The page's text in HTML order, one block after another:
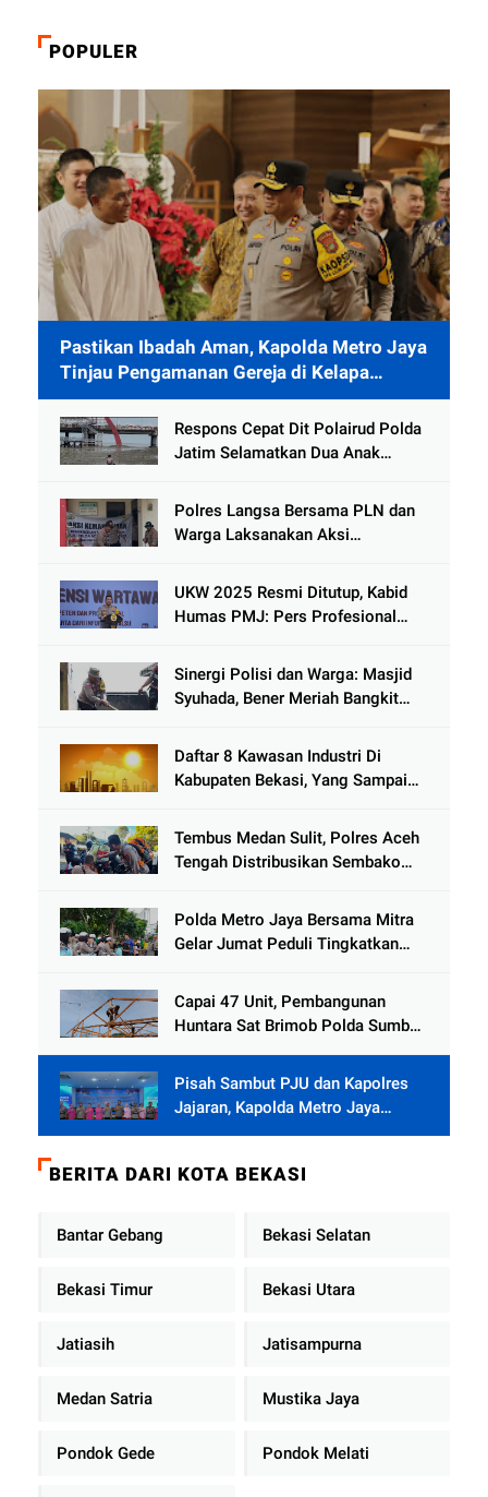
POPULER
Pastikan Ibadah Aman, Kapolda Metro Jaya
Tinjau Pengamanan Gereja di Kelapa
Gading
Respons Cepat Dit Polairud Polda
Jatim Selamatkan Dua Anak
Kenjeran
Polres Langsa Bersama PLN dan
Warga Laksanakan Aksi
Tamiang
UKW 2025 Resmi Ditutup, Kabid
Humas PMJ: Pers Profesional
Hoaks
Sinergi Polisi dan Warga: Masjid
Syuhada, Bener Meriah Bangkit
Daftar 8 Kawasan Industri Di
Kabupaten Bekasi, Yang Sampai
Tembus Medan Sulit, Polres Aceh
Tengah Distribusikan Sembako
Jamat
Polda Metro Jaya Bersama Mitra
Gelar Jumat Peduli Tingkatkan
Capai 47 Unit, Pembangunan
Huntara Sat Brimob Polda Sumbar
Pisah Sambut PJU dan Kapolres
Jajaran, Kapolda Metro Jaya
Tekankan Pelayanan Publik
BERITA DARI KOTA BEKASI
Bantar Gebang Bekasi Selatan
Bekasi Timur Bekasi Utara
Jatiasih Jatisampurna
Medan Satria Mustika Jaya
Pondok Gede Pondok Melati